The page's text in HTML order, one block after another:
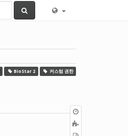
BioStar 2 커스텀 권한